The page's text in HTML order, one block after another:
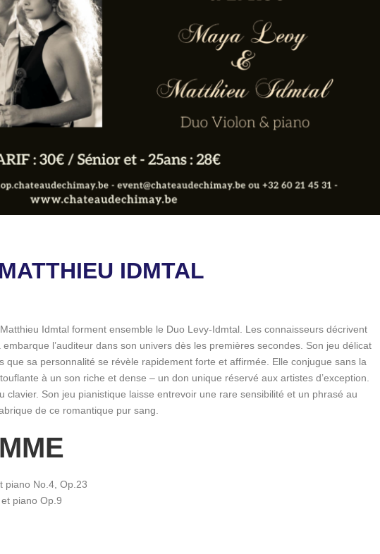
IDMTAL
Idmtal forment ensemble le Duo Levy-Idmtal. Les connaisseurs décrivent
l’auditeur dans son univers dès les premières secondes. Son jeu délicat
que sa personnalité se révèle rapidement forte et affirmée. Elle conjugue sans la
à un son riche et dense – un don unique réservé aux artistes d’exception.
clavier. Son jeu pianistique laisse entrevoir une rare sensibilité et un phrasé au
de ce romantique pur sang.
piano No.4, Op.23
piano Op.9